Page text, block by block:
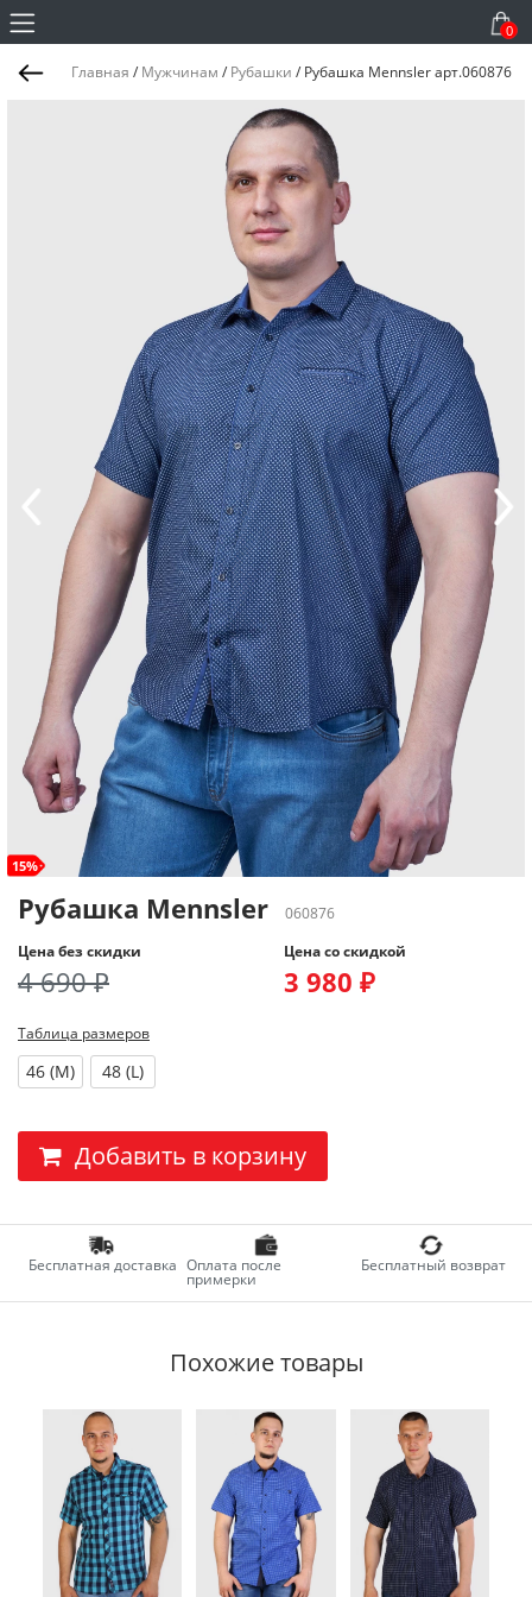
0
Главная / Мужчинам / Рубашки / Рубашка Mennsler арт.060876
15%
Рубашка Mennsler
060876
Цена без скидки
4 690 ₽
Цена со скидкой
3 980 ₽
Таблица размеров
46 (M) 48 (L)
Добавить в корзину
Бесплатная доставка Оплата после
примерки
Бесплатный возврат
Похожие товары